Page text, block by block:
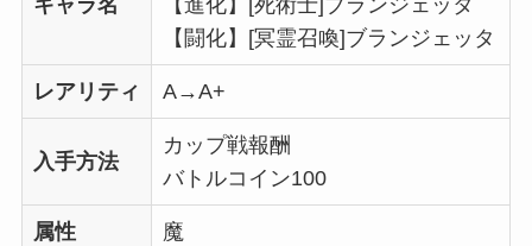
キャラ名
【進化】[死術士]ブランジェッタ
【闘化】[冥霊召喚]ブランジェッタ
レアリティ A→A+
入手方法
カップ戦報酬
バトルコイン100
属性 魔